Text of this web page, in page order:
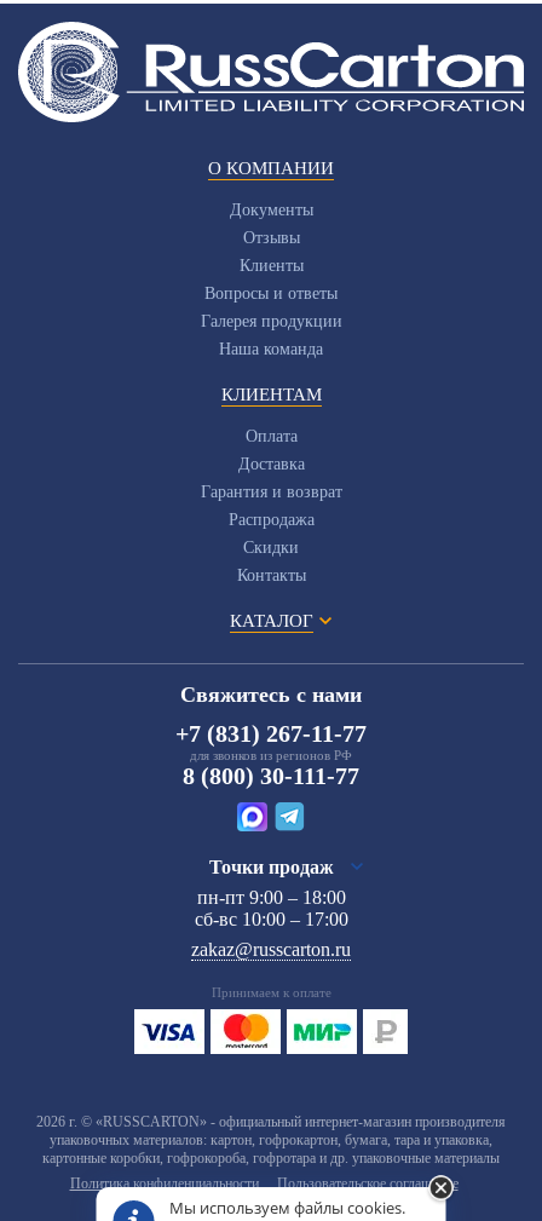
О КОМПАНИИ
Документы
Отзывы
Клиенты
Вопросы и ответы
Галерея продукции
Наша команда
КЛИЕНТАМ
Оплата
Доставка
Гарантия и возврат
Распродажа
Скидки
Контакты
КАТАЛОГ
Свяжитесь с нами
+7 (831) 267-11-77
для звонков из регионов РФ
8 (800) 30-111-77
Точки продаж
пн-пт 9:00 – 18:00
сб-вс 10:00 – 17:00
zakaz@russcarton.ru
Принимаем к оплате
2026 г. © «RUSSCARTON» - официальный интернет-магазин производителя
упаковочных материалов: картон, гофрокартон, бумага, тара и упаковка,
картонные коробки, гофрокороба, гофротара и др. упаковочные материалы
Политика конфиденциальности
Пользовательское соглашение
Мы используем файлы cookies.